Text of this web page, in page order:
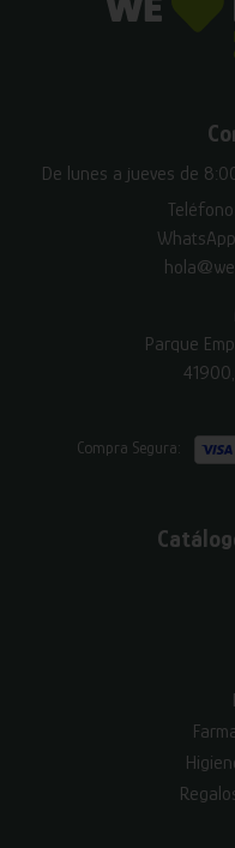
De lunes a jueves de
Teléfono:
Parque
Compra Segura: